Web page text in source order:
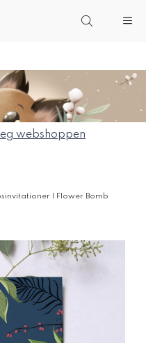
webshoppen
| Flower Bomb